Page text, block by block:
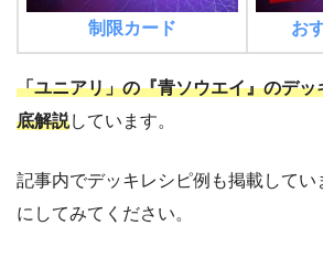
制限カード お
「ユニアリ」の『青ソウエイ』のデッ
底解説しています。
記事内でデッキレシピ例も掲載してい
にしてみてください。